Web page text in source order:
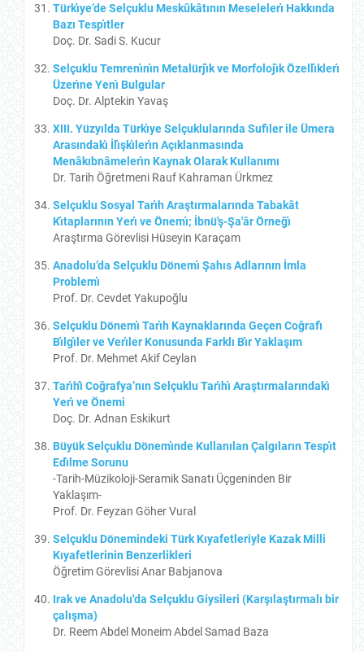
Türkı̇ye’de Selçuklu Meskûkâtının Meselelerı̇ Hakkında
Bazı Tespı̇tler
Doç. Dr. Sadi S. Kucur
Selçuklu Temrenı̇nı̇n Metalürjı̇k ve Morfolojı̇k Özellı̇klerı̇
Üzerı̇ne Yenı̇ Bulgular
Doç. Dr. Alptekin Yavaş
XIII. Yüzyılda Türkı̇ye Selçuklularında Sufı̇ler ile Ümera
Arasındakı̇ İlı̇şkı̇lerı̇n Açıklanmasında
Menâkıbnâmelerı̇n Kaynak Olarak Kullanımı
Dr. Tarih Öğretmeni Rauf Kahraman Ürkmez
Selçuklu Sosyal Tarı̇h Araştırmalarında Tabakât
Kı̇taplarının Yerı̇ ve Önemı̇; İbnü'ş-Şa'âr Örneğı̇
Araştırma Görevlisi Hüseyin Karaçam
Anadolu’da Selçuklu Dönemı̇ Şahıs Adlarının İmla
Problemı̇
Prof. Dr. Cevdet Yakupoğlu
Selçuklu Dönemı̇ Tarı̇h Kaynaklarında Geçen Coğrafı̇
Bı̇lgı̇ler ve Verı̇ler Konusunda Farklı Bı̇r Yaklaşım
Prof. Dr. Mehmet Akif Ceylan
Tarı̇hı̂ Coğrafya’nın Selçuklu Tarı̇hı̇ Araştırmalarındakı̇
Yerı̇ ve Önemi
Doç. Dr. Adnan Eskikurt
Büyük Selçuklu Dönemı̇nde Kullanılan Çalgıların Tespı̇t
Edı̇lme Sorunu
-Tarih-Müzikoloji-Seramik Sanatı Üçgeninden Bir
Yaklaşım-
Prof. Dr. Feyzan Göher Vural
Selçuklu Dönemindeki Türk Kıyafetleriyle Kazak Milli
Kıyafetlerinin Benzerlikleri
Öğretim Görevlisi Anar Babjanova
Irak ve Anadolu'da Selçuklu Giysileri (Karşılaştırmalı bir
çalışma)
Dr. Reem Abdel Moneim Abdel Samad Baza